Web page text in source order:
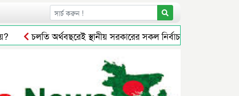
চলতি অর্থবছরেই স্থানীয় সরকারের সকল নির্বাচন অনুষ্ঠিত হবে: